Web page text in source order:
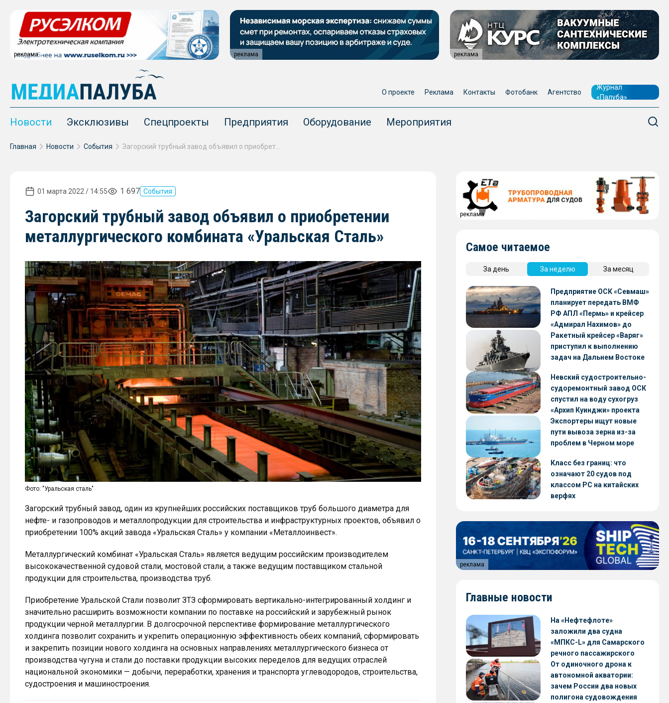
реклама реклама реклама
О проекте Реклама Контакты Фотобанк Агентство
Журнал
«Палуба»
Новости Эксклюзивы Спецпроекты Предприятия Оборудование Мероприятия
Главная Новости События Загорский трубный завод объявил о приобретении металлургического комбината «Уральская Сталь»
01 марта 2022 / 14:55 1 697 События
Загорский трубный завод объявил о приобретении
металлургического комбината «Уральская Сталь»
Фото: "Уральская сталь"
Загорский трубный завод, один из крупнейших российских поставщиков труб большого диаметра для
нефте- и газопроводов и металлопродукции для строительства и инфраструктурных проектов, объявил о
приобретении 100% акций завода «Уральская Сталь» у компании «Металлоинвест».
Металлургический комбинат «Уральская Сталь» является ведущим российским производителем
высококачественной судовой стали, мостовой стали, а также ведущим поставщиком стальной
продукции для строительства, производства труб.
Приобретение Уральской Стали позволит ЗТЗ сформировать вертикально-интегрированный холдинг и
значительно расширить возможности компании по поставке на российский и зарубежный рынок
продукции черной металлургии. В долгосрочной перспективе формирование металлургического
холдинга позволит сохранить и укрепить операционную эффективность обеих компаний, сформировать
и закрепить позиции нового холдинга на основных направлениях металлургического бизнеса от
производства чугуна и стали до поставки продукции высоких переделов для ведущих отраслей
национальной экономики — добычи, переработки, хранения и транспорта углеводородов, строительства,
судостроения и машиностроения.
реклама
Самое читаемое
За день За неделю За месяц
Предприятие ОСК «Севмаш»
планирует передать ВМФ
РФ АПЛ «Пермь» и крейсер
«Адмирал Нахимов» до
конца 2026 года
Ракетный крейсер «Варяг»
приступил к выполнению
задач на Дальнем Востоке
Невский судостроительно-
судоремонтный завод ОСК
спустил на воду сухогруз
«Архип Куинджи» проекта
RSD59
Экспортеры ищут новые
пути вывоза зерна из-за
проблем в Черном море
Класс без границ: что
означают 20 судов под
классом РС на китайских
верфях
реклама
Главные новости
На «Нефтефлоте»
заложили два судна
«МПКС-L» для Самарского
речного пассажирского
предприятия
От одиночного дрона к
автономной акватории:
зачем России два новых
полигона судовождения